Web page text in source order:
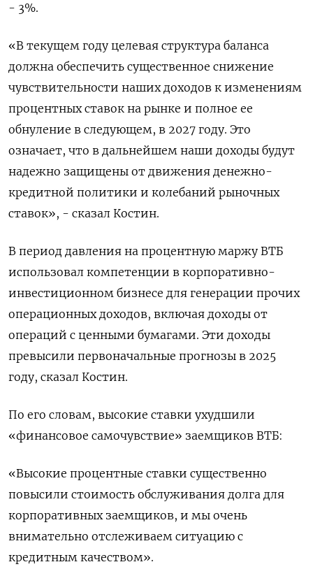
- 3%.
«В текущем году целевая структура баланса
должна обеспечить существенное снижение
чувствительности наших доходов к изменениям
процентных ставок на рынке и полное ее
обнуление в следующем, в 2027 году. Это
означает, ​что в дальнейшем наши доходы будут ​
надежно защищены от движения денежно-
кредитной политики ‌и колебаний рыночных
ставок», - сказал Костин.
В период давления на процентную маржу ВТБ
использовал компетенции в корпоративно-
инвестиционном бизнесе для генерации прочих
операционных ​доходов, включая доходы от
операций с ценными бумагами. Эти доходы
превысили первоначальные прогнозы в 2025
году, сказал Костин.
По его словам, высокие ставки ухудшили
«финансовое самочувствие» заемщиков ВТБ:
«Высокие процентные ставки существенно
повысили стоимость обслуживания долга для
корпоративных заемщиков, и мы очень
внимательно отслеживаем ситуацию с
кредитным качеством».